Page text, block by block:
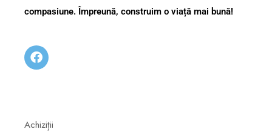
compasiune. Împreună, construim o viață mai bună!
Achiziții